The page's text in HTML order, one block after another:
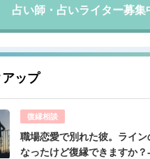
占い師・占いライター募集
アップ
復縁相談
職場恋愛で別れた彼。ライン
なったけど復縁できますか